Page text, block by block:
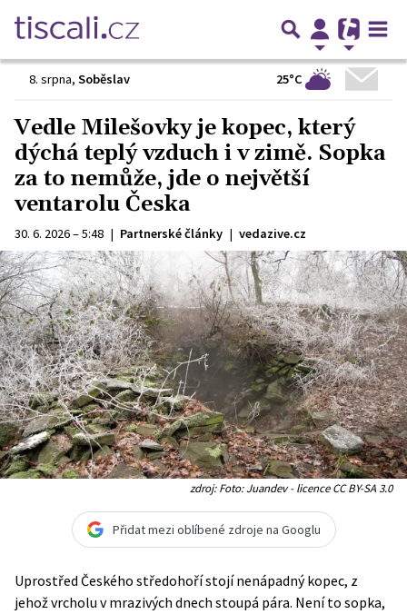
8. srpna, Soběslav 25°C
Vedle Milešovky je kopec, který
dýchá teplý vzduch i v zimě. Sopka
za to nemůže, jde o největší
ventarolu Česka
30. 6. 2026 – 5:48 | Partnerské články | vedazive.cz
zdroj: Foto: Juandev - licence CC BY-SA 3.0
Přidat mezi oblíbené zdroje na Googlu
Uprostřed Českého středohoří stojí nenápadný kopec, z
jehož vrcholu v mrazivých dnech stoupá pára. Není to sopka,